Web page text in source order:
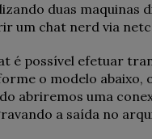
duas maquinas
um chat nerd via
é possível efetuar
o modelo abaixo,
abriremos uma
a saída no